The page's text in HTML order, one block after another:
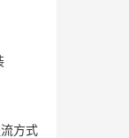
方式